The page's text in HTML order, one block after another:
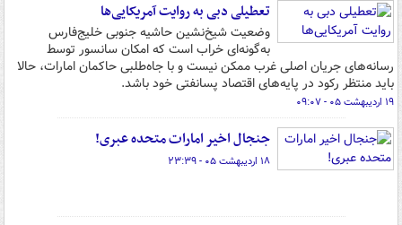
تعطیلی دبی به روایت آمریکایی‌ها
وضعیت شیخ‌نشین حاشیه جنوبی خلیج‌فارس
به‌گونه‌ای خراب است که امکان سانسور توسط
رسانه‌های جریان اصلی غرب ممکن نیست و با جاه‌طلبی حاکمان امارات، حالا
باید منتظر رکود در پایه‌های اقتصاد پسانفتی خود باشد.
۱۹ اردیبهشت ۰۵ - ۰۹:۰۷
جنجال اخیر امارات متحده عبری!
۱۸ اردیبهشت ۰۵ - ۲۳:۳۹